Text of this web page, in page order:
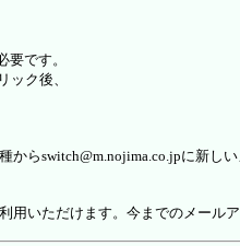
です。
ック後、
らswitch@m.nojima.co.jpに新し
いただけます。今までのメール